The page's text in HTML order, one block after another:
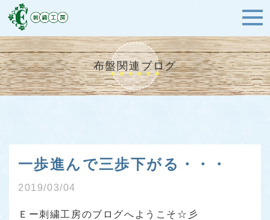
布盤関連ブログ
一歩進んで三歩下がる・・・
2019/03/04
Ｅー刺繍工房のブログへようこそ☆彡